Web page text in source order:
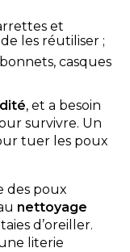
et
les réutiliser ;
casques
, et a besoin
survivre. Un
tuer les poux
des poux
nettoyage
d’oreiller.
literie